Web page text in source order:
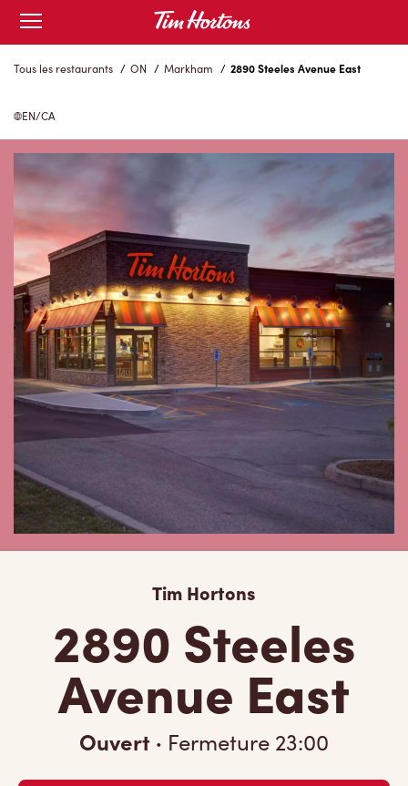
Skip
Content
Open
mobile
menu
Tous les restaurants / ON / Markham / 2890 Steeles Avenue East
EN/CA
Tim Hortons
2890 Steeles
Avenue East
Ouvert · Fermeture 23:00